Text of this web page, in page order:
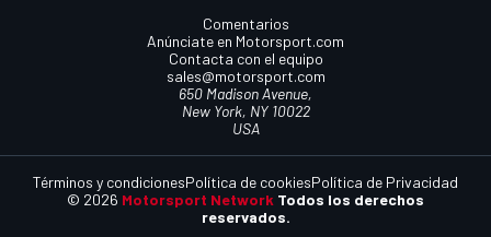
Comentarios
Anúnciate en Motorsport.com
Contacta con el equipo
sales@motorsport.com
650 Madison Avenue,
New York, NY 10022
USA
© 2026 Motorsport Network Todos los derechos
reservados.
Términos y condicionesPolítica de cookiesPolítica de Privacidad